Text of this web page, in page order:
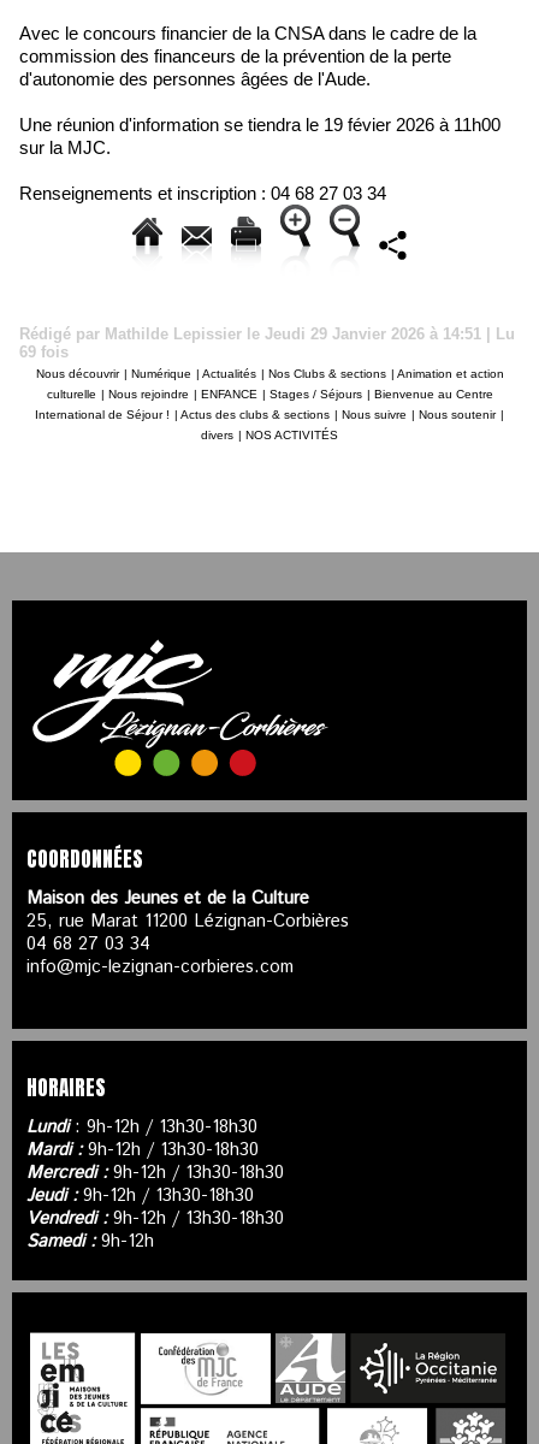
Avec le concours financier de la CNSA dans le cadre de la
commission des financeurs de la prévention de la perte
d'autonomie des personnes âgées de l'Aude.
Une réunion d'information se tiendra le 19 févier 2026 à 11h00
sur la MJC.
Renseignements et inscription : 04 68 27 03 34
Rédigé par Mathilde Lepissier le Jeudi 29 Janvier 2026 à 14:51 | Lu
69 fois
Nous découvrir Numérique Actualités Nos Clubs & sections
Animation et action
culturelle
Nous rejoindre ENFANCE Stages / Séjours
Bienvenue au Centre
International de Séjour !
Actus des clubs & sections Nous suivre Nous soutenir
divers
NOS ACTIVITÉS
COORDONNÉES
Maison des Jeunes et de la Culture
25, rue Marat 11200 Lézignan-Corbières
04 68 27 03 34
info@mjc-lezignan-corbieres.com
HORAIRES
Lundi: 9h-12h / 13h30-18h30
Mardi :9h-12h / 13h30-18h30
Mercredi :9h-12h / 13h30-18h30
Jeudi :9h-12h / 13h30-18h30
Vendredi :9h-12h / 13h30-18h30
Samedi :9h-12h